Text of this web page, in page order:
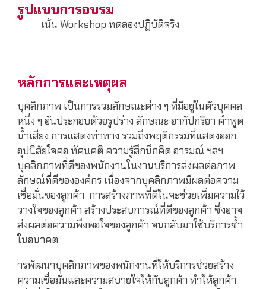
รูปแบบการอบรม
เน้นWorkshop ทดลองปฏิบัติจริง
หลักการและเหตุผล
บุคลิกภาพ เป็นการรวมลักษณะต่าง ๆ ที่มีอยู่ในตัวบุคคล
หนึ่ง ๆ อันประกอบด้วยรูปร่าง ลักษณะ อากัปกริยา คำพูด
น้ำเสียง การแสดงท่าทาง รวมถึงพฤติกรรมที่แสดงออก
อุปนิสัยใจคอ ทัศนคติ ความรู้สึกนึกคิด อารมณ์ ฯลฯ
บุคลิกภาพที่ดีของพนักงานในงานบริการส่งผลต่อภาพ
ลักษณ์ที่ดีขององค์กร เนื่องจากบุคลิกภาพมีผลต่อความ
เชื่อมั่นของลูกค้า การสร้างภาพที่ดีในจะช่วยเพิ่มความไว้
วางใจของลูกค้า สร้างประสบการณ์ที่ดีของลูกค้า ซึ่งอาจ
ส่งผลต่อความพึงพอใจของลูกค้า จนกลับมาใช้บริการซ้ำ
ในอนาคต
ารพัฒนาบุคลิกภาพของพนักงานที่ให้บริการช่วยสร้าง
ความเชื่อมั่นและความสบายใจให้กับลูกค้า ทำให้ลูกค้า